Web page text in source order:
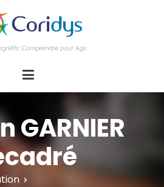
Information Accompagnement
E­xpertise Formations autour des
troubles cognitifs dys ou acquis
GARNIER